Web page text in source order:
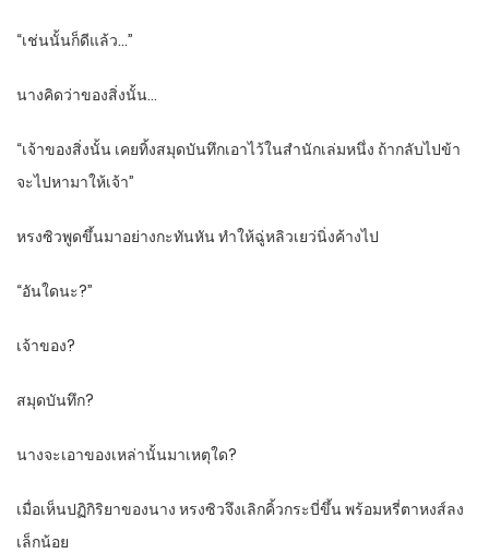
“เช่นนั้นก็ดีแล้ว…”
นางคิดว่าของสิ่งนั้น…
“เจ้าของสิ่งนั้น เคยทิ้งสมุดบันทึกเอาไว้ในสำนักเล่มหนึ่ง ถ้ากลับไปข้า
จะไปหามาให้เจ้า”
หรงซิวพูดขึ้นมาอย่างกะทันหัน ทำให้ฉู่หลิวเยว่นิ่งค้างไป
“อันใดนะ?”
เจ้าของ?
สมุดบันทึก?
นางจะเอาของเหล่านั้นมาเหตุใด?
เมื่อเห็นปฏิกิริยาของนาง หรงซิวจึงเลิกคิ้วกระบี่ขึ้น พร้อมหรี่ตาหงส์ลง
เล็กน้อย